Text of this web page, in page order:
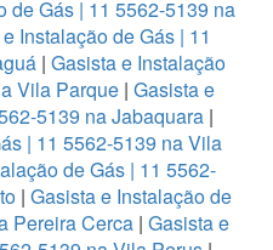
de Gás | 11 5562-5139 na
Instalação de Gás | 11
| Gasista e Instalação
Vila Parque| Gasista e
5139 na Jabaquara|
| 11 5562-5139 na Vila
de Gás | 11 5562-
| Gasista e Instalação de
Pereira Cerca | Gasista e